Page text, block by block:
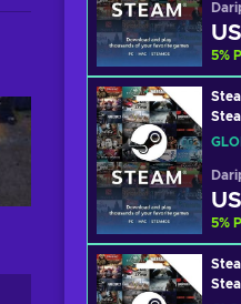
5%
5%